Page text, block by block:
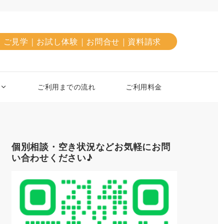
ご見学｜お試し体験｜お問合せ｜資料請求
ご利用までの流れ ご利用料金
個別相談・空き状況などお気軽にお問
い合わせください♪